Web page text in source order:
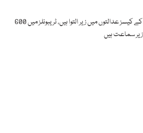
سپر ٹیکس کے 200 ارب روپے کے کیسز عدالتوں میں زیر التوا ہیں، ٹریبونلز میں 600
سماعت ہیں